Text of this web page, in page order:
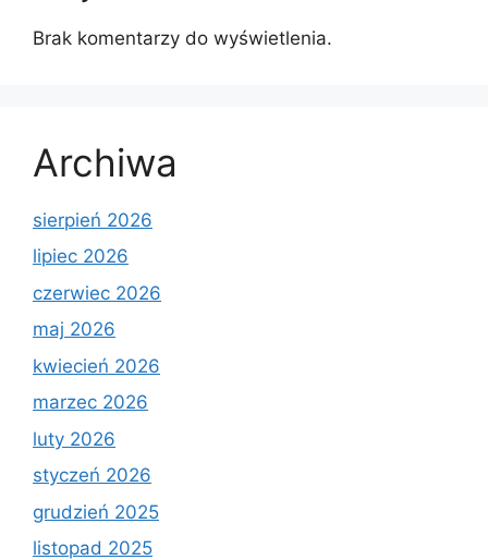
Brak komentarzy do wyświetlenia.
Archiwa
sierpień 2026
lipiec 2026
czerwiec 2026
maj 2026
kwiecień 2026
marzec 2026
luty 2026
styczeń 2026
grudzień 2025
listopad 2025